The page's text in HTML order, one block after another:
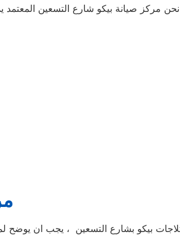
مركز صيانة بيكو شارع التسعين
بيكو بشارع التسعين ، يجب ان يوضح